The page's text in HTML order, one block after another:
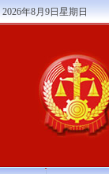
2026年8月9日星期日